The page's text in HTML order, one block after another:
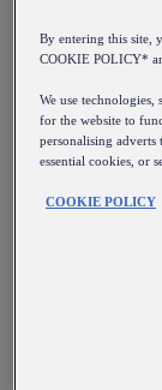
By entering this site,
COOKIE POLICY*
We use technologies,
for the website to
personalising adverts
essential cookies, or
COOKIE POLICY